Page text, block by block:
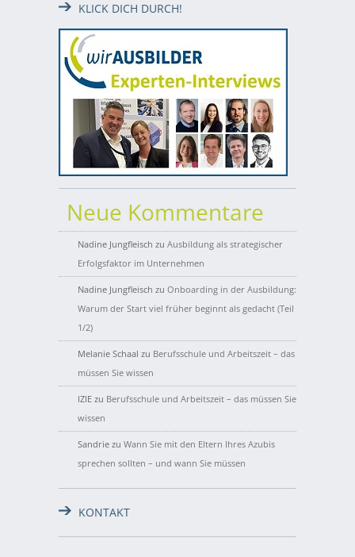
KLICK DICH DURCH!
Neue Kommentare
Nadine Jungfleisch zu Ausbildung als strategischer
Erfolgsfaktor im Unternehmen
Nadine Jungfleisch zu Onboarding in der Ausbildung:
Warum der Start viel früher beginnt als gedacht (Teil
1/2)
Melanie Schaal zu Berufsschule und Arbeitszeit – das
müssen Sie wissen
IZIE zu Berufsschule und Arbeitszeit – das müssen Sie
wissen
Sandrie zu Wann Sie mit den Eltern Ihres Azubis
sprechen sollten – und wann Sie müssen
KONTAKT